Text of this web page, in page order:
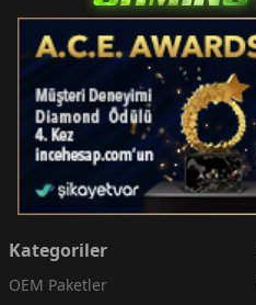
Kategoriler
OEM Paketler